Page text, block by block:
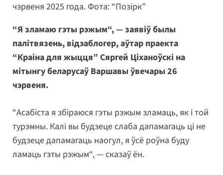
чэрвеня 2025 года. Фота: “Позірк”
“Я зламаю гэты рэжым“, — заявіў былы
палітвязень, відэаблогер, аўтар праекта
“Краіна для жыцця” Сяргей Ціханоўскі на
мітынгу беларусаў Варшавы ўвечары 26
чэрвеня.
“Асабіста я збіраюся гэты рэжым зламаць, як і той
турэмны. Калі вы будзеце слаба дапамагаць ці не
будзеце дапамагаць наогул, я ўсё роўна буду
ламаць гэты рэжым“, — сказаў ён.